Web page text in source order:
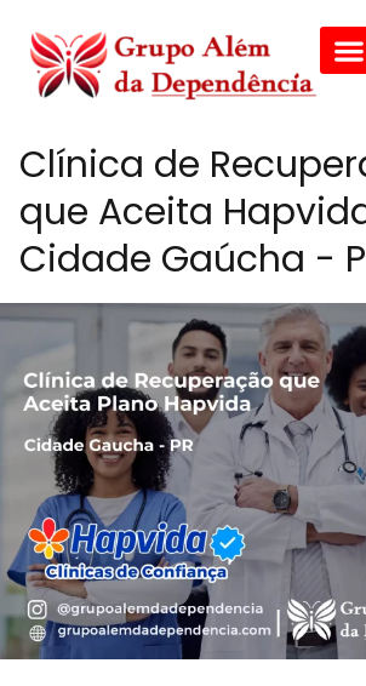
Clínica de
que Aceita
Cidade Gaúcha -